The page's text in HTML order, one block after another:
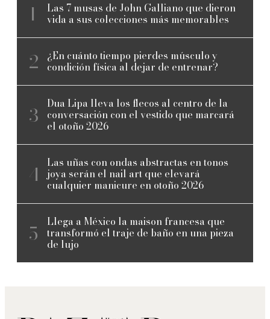
Las 7 musas de John Galliano que dieron
vida a sus colecciones más memorables
¿En cuánto tiempo pierdes músculo y
condición física al dejar de entrenar?
Dua Lipa lleva los flecos al centro de la
conversación con el vestido que marcará
el otoño 2026
Las uñas con ondas abstractas en tonos
joya serán el nail art que elevará
cualquier manicure en otoño 2026
Llega a México la maison francesa que
transformó el traje de baño en una pieza
de lujo